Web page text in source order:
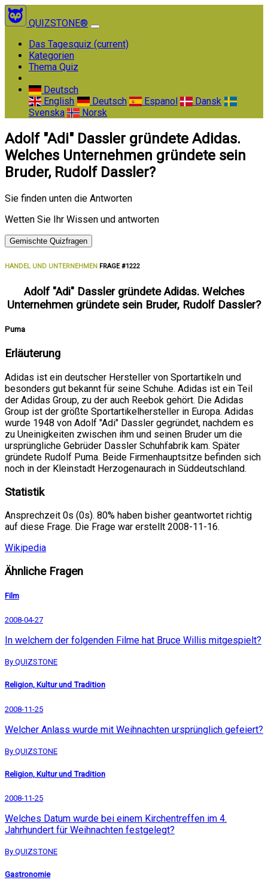
QUIZSTONE®
Das Tagesquiz (current)
Kategorien
Thema Quiz
Deutsch
English
Deutsch Espanol
Dansk
Svenska
Norsk
Adolf "Adi" Dassler gründete Adidas.
Welches Unternehmen gründete sein
Bruder, Rudolf Dassler?
Sie finden unten die Antworten
Wetten Sie Ihr Wissen und antworten
Gemischte Quizfragen
HANDEL UND UNTERNEHMEN FRAGE #1222
Adolf "Adi" Dassler gründete Adidas. Welches
Unternehmen gründete sein Bruder, Rudolf Dassler?
Puma
Erläuterung
Adidas ist ein deutscher Hersteller von Sportartikeln und
besonders gut bekannt für seine Schuhe. Adidas ist ein Teil
der Adidas Group, zu der auch Reebok gehört. Die Adidas
Group ist der größte Sportartikelhersteller in Europa. Adidas
wurde 1948 von Adolf "Adi" Dassler gegründet, nachdem es
zu Uneinigkeiten zwischen ihm und seinen Bruder um die
ursprüngliche Gebrüder Dassler Schuhfabrik kam. Später
gründete Rudolf Puma. Beide Firmenhauptsitze befinden sich
noch in der Kleinstadt Herzogenaurach in Süddeutschland.
Statistik
Ansprechzeit 0s (0s). 80% haben bisher geantwortet richtig
auf diese Frage. Die Frage war erstellt 2008-11-16.
Wikipedia
Ähnliche Fragen
Film
2008-04-27
In welchem der folgenden Filme hat Bruce Willis mitgespielt?
By QUIZSTONE
Religion, Kultur und Tradition
2008-11-25
Welcher Anlass wurde mit Weihnachten ursprünglich gefeiert?
By QUIZSTONE
Religion, Kultur und Tradition
2008-11-25
Welches Datum wurde bei einem Kirchentreffen im 4.
Jahrhundert für Weihnachten festgelegt?
By QUIZSTONE
Gastronomie